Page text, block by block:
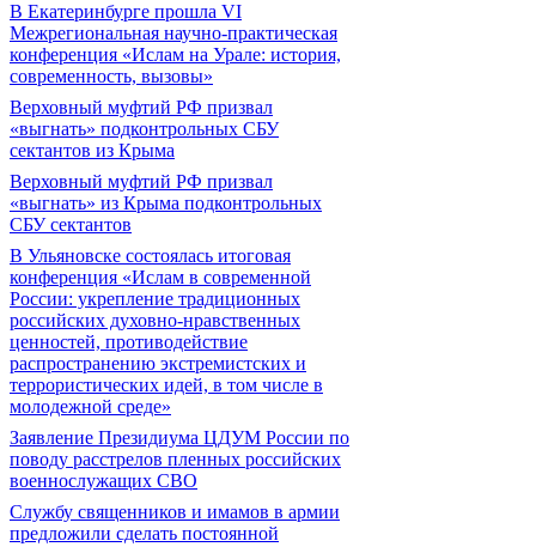
В Екатеринбурге прошла VI
Межрегиональная научно-практическая
конференция «Ислам на Урале: история,
современность, вызовы»
Верховный муфтий РФ призвал
«выгнать» подконтрольных СБУ
сектантов из Крыма
Верховный муфтий РФ призвал
«выгнать» из Крыма подконтрольных
СБУ сектантов
В Ульяновске состоялась итоговая
конференция «Ислам в современной
России: укрепление традиционных
российских духовно-нравственных
ценностей, противодействие
распространению экстремистских и
террористических идей, в том числе в
молодежной среде»
Заявление Президиума ЦДУМ России по
поводу расстрелов пленных российских
военнослужащих СВО
Службу священников и имамов в армии
предложили сделать постоянной